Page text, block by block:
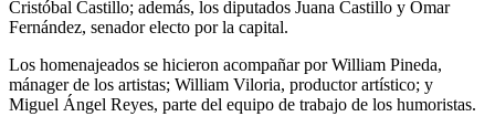
Cristóbal Castillo; además, los diputados Juana Castillo y Omar
Fernández, senador electo por la capital.
Los homenajeados se hicieron acompañar por William Pineda,
mánager de los artistas; William Viloria, productor artístico; y
Miguel Ángel Reyes, parte del equipo de trabajo de los humoristas.